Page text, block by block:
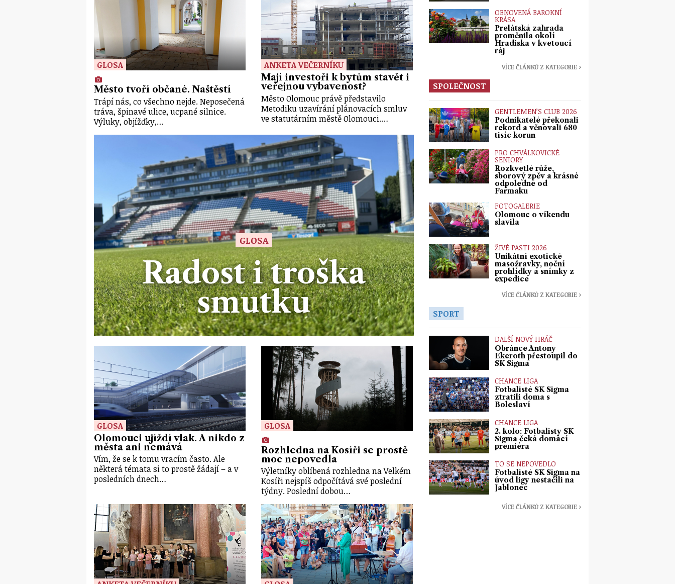
GLOSA
Město tvoří občané. Naštěstí
Trápí nás, co všechno nejde. Neposečená
tráva, špinavé ulice, ucpané silnice.
Výluky, objížďky,…
ANKETA VEČERNÍKU
Mají investoři k bytům stavět i
veřejnou vybavenost?
Město Olomouc právě představilo
Metodiku uzavírání plánovacích smluv
ve statutárním městě Olomouci.…
GLOSA
Radost i troška
smutku
GLOSA
Olomouci ujíždí vlak. A nikdo z
města ani nemává
Vím, že se k tomu vracím často. Ale
některá témata si to prostě žádají – a v
posledních dnech…
GLOSA
Rozhledna na Kosíři se prostě
moc nepovedla
Výletníky oblíbená rozhledna na Velkém
Kosíři nejspíš odpočítává své poslední
týdny. Poslední dobou…
OBNOVENÁ BAROKNÍ
KRÁSA
Prelátská zahrada
proměnila okolí
Hradiska v kvetoucí
ráj
VÍCE ČLÁNKŮ Z KATEGORIE ›
SPOLEČNOST
GENTLEMEN’S CLUB 2026
Podnikatelé překonali
rekord a věnovali 680
tisíc korun
PRO CHVÁLKOVICKÉ
SENIORY
Rozkvetlé růže,
sborový zpěv a krásné
odpoledne od
Farmaku
FOTOGALERIE
Olomouc o víkendu
slavila
ŽIVÉ PASTI 2026
Unikátní exotické
masožravky, noční
prohlídky a snímky z
expedice
VÍCE ČLÁNKŮ Z KATEGORIE ›
SPORT
DALŠÍ NOVÝ HRÁČ
Obránce Antony
Ekeroth přestoupil do
SK Sigma
CHANCE LIGA
Fotbalisté SK Sigma
ztratili doma s
Boleslaví
CHANCE LIGA
2. kolo: Fotbalisty SK
Sigma čeká domácí
premiéra
TO SE NEPOVEDLO
Fotbalisté SK Sigma na
úvod ligy nestačili na
Jablonec
VÍCE ČLÁNKŮ Z KATEGORIE ›